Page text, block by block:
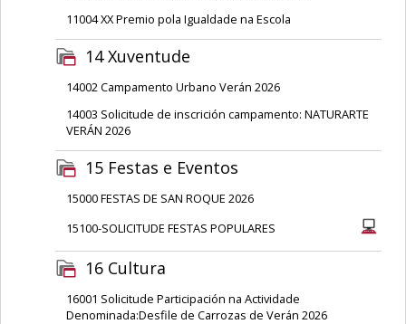
11004 XX Premio pola Igualdade na Escola
14 Xuventude
14002 Campamento Urbano Verán 2026
14003 Solicitude de inscrición campamento: NATURARTE
VERÁN 2026
15 Festas e Eventos
15000 FESTAS DE SAN ROQUE 2026
15100-SOLICITUDE FESTAS POPULARES
16 Cultura
16001 Solicitude Participación na Actividade
Denominada:Desfile de Carrozas de Verán 2026